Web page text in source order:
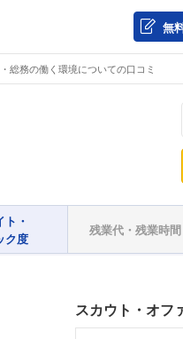
無
総務の働く環境についての口コミ
ト・
ク度
残業代・残業時間
スカウト・オフ